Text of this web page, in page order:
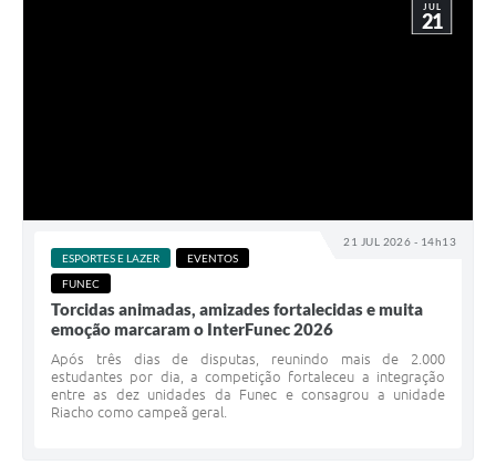
21 JUL 2026 - 14h13
JUL
21
ESPORTES E LAZER
EVENTOS
FUNEC
Torcidas animadas, amizades fortalecidas e muita
emoção marcaram o InterFunec 2026
Após três dias de disputas, reunindo mais de 2.000
estudantes por dia, a competição fortaleceu a integração
entre as dez unidades da Funec e consagrou a unidade
Riacho como campeã geral.